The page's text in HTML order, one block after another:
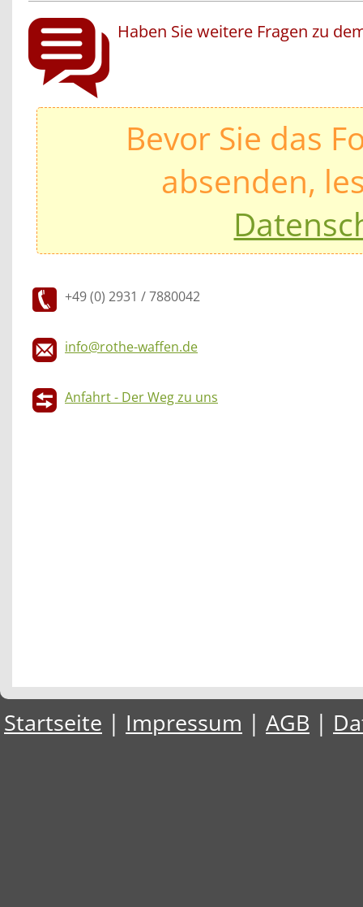
Haben Sie weitere Fragen zu
Bevor Sie das
absenden,
+49 (0) 2931 / 7880042
info@rothe-waffen.de
Anfahrt - Der Weg zu uns
Startseite | Impressum | AGB |